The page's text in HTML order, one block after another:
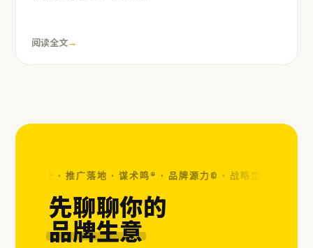
阅读全文→
视觉设计 · 推广落地 · 谋术鸣® · 品牌源力© · 战略定位 · 视觉设
先聊聊你的
品牌生意